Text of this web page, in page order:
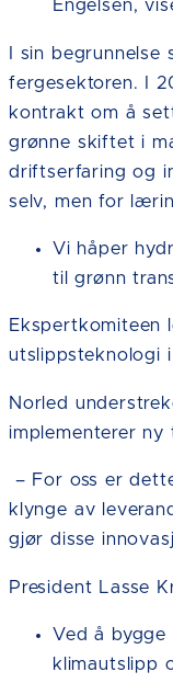
Engelsen,
I sin
fergesektoren. I
kontrakt om å
grønne skiftet i
driftserfaring og
selv, men for
Vi håper
til grønn
Ekspertkomiteen
utslippsteknologi
Norled
implementerer ny
– For oss er
klynge av
gjør disse
President Lasse
Ved å bygge
klimautslipp